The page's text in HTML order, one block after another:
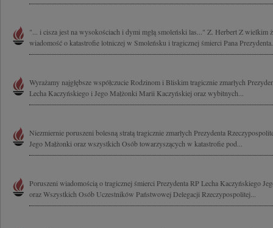
"... i cisza jest na wysokościach i dymi mgłą smoleński las..." Z. Herbert Z wielkim
wiadomość o katastrofie lotniczej w Smoleńsku i tragicznej śmierci Pana
Wyrażamy najgłębsze współczucie Rodzinom i Bliskim tragicznie zmarłych
Lecha Kaczyńskiego i Jego Małżonki Marii Kaczyńskiej oraz wybitnych...
Niezmiernie poruszeni bolesną stratą tragicznie zmarłych Prezydenta
Jego Małżonki oraz wszystkich Osób towarzyszących w katastrofie pod...
Poruszeni wiadomością o tragicznej śmierci Prezydenta RP Lecha Kaczyńskiego
oraz Wszystkich Osób Uczestników Państwowej Delegacji Rzeczypospolitej...